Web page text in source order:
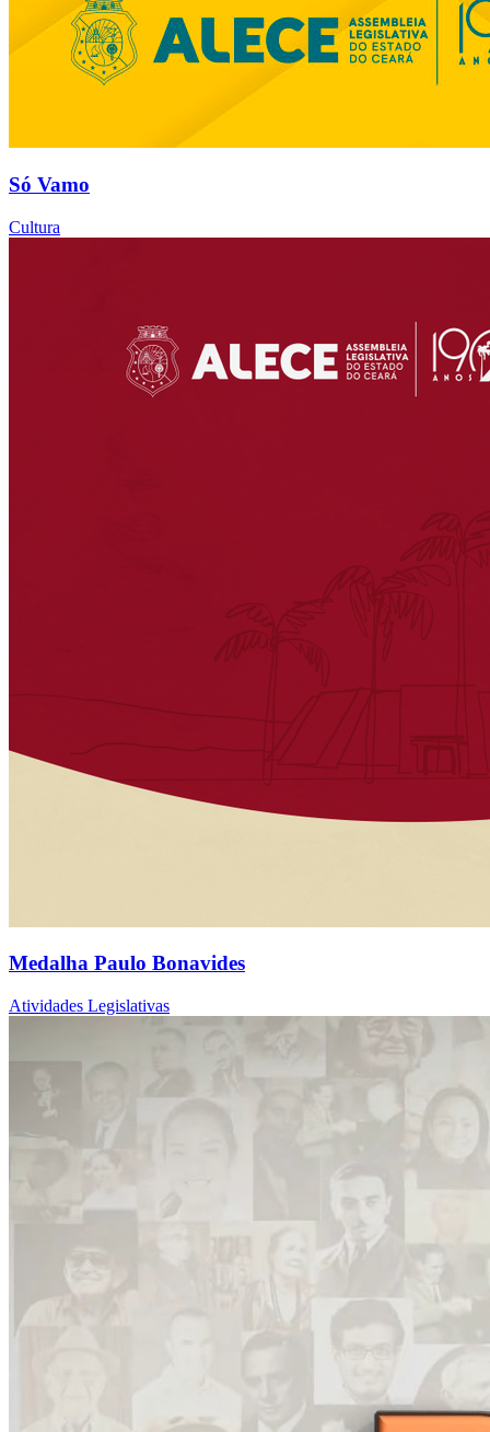
Só Vamo
Cultura
Medalha Paulo Bonavides
Atividades Legislativas